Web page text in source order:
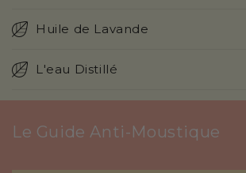
Huile de Lavande
L'eau Distillé
Le Guide Anti-Moustique